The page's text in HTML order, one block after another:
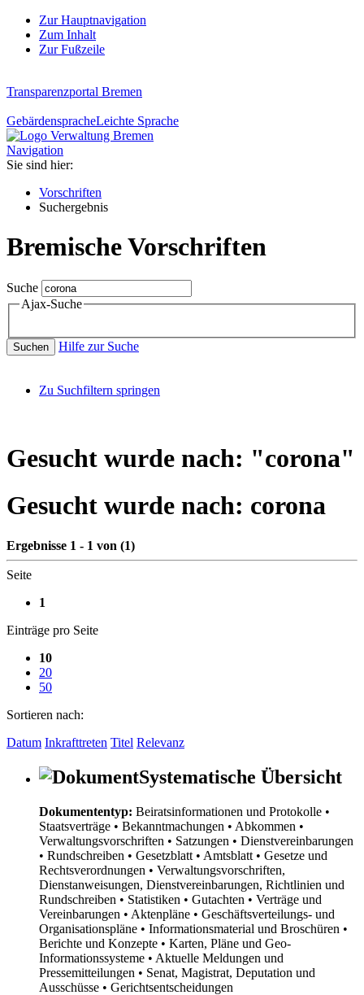
Zur Hauptnavigation
Zum Inhalt
Zur Fußzeile
Transparenzportal Bremen
GebärdenspracheLeichte Sprache
Navigation
Sie sind hier:
Vorschriften
Suchergebnis
Bremische Vorschriften
Suche
Ajax-Suche
Suchen Hilfe zur Suche
Zu Suchfiltern springen
Gesucht wurde nach: "corona"
Gesucht wurde nach: corona
Ergebnisse 1 - 1 von (1)
Seite
1
Einträge pro Seite
10
20
50
Sortieren nach:
Datum Inkrafttreten Titel Relevanz
Systematische Übersicht
Dokumententyp: Beiratsinformationen und Protokolle •
Staatsverträge • Bekanntmachungen • Abkommen •
Verwaltungsvorschriften • Satzungen • Dienstvereinbarungen
• Rundschreiben • Gesetzblatt • Amtsblatt • Gesetze und
Rechtsverordnungen • Verwaltungsvorschriften,
Dienstanweisungen, Dienstvereinbarungen, Richtlinien und
Rundschreiben • Statistiken • Gutachten • Verträge und
Vereinbarungen • Aktenpläne • Geschäftsverteilungs- und
Organisationspläne • Informationsmaterial und Broschüren •
Berichte und Konzepte • Karten, Pläne und Geo-
Informationssysteme • Aktuelle Meldungen und
Pressemitteilungen • Senat, Magistrat, Deputation und
Ausschüsse • Gerichtsentscheidungen